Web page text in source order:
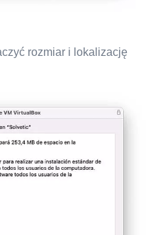
rozmiar i lokalizację